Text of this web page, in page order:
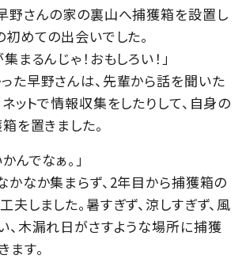
野さんの家の裏山へ捕獲箱を設置し
初めての出会いでした。
まるんじゃ！おもしろい！」
た早野さんは、先輩から話を聞いた
ットで情報収集をしたりして、自身の
を置きました。
んでなぁ。」
かなか集まらず、2年目から捕獲箱の
しました。暑すぎず、涼しすぎず、風
、木漏れ日がさすような場所に捕獲
す。